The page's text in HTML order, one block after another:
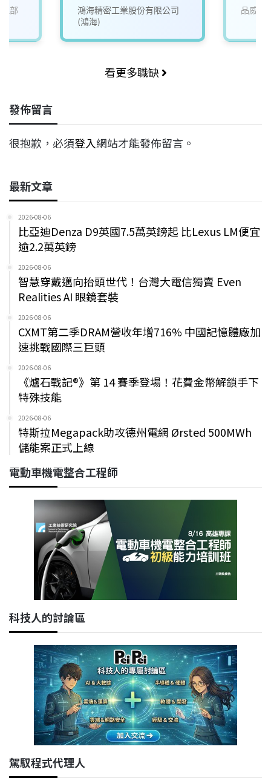
部
鴻海精密工業股份有限公司
(鴻海)
品威電
看更多職缺
發佈留言
很抱歉，必須登入網站才能發佈留言。
最新文章
2026-08-06
比亞迪Denza D9英國7.5萬英鎊起 比Lexus LM便宜
逾2.2萬英鎊
2026-08-06
智慧穿戴邁向抬頭世代！台灣大電信獨賣 Even
Realities AI 眼鏡套裝
2026-08-06
CXMT第二季DRAM營收年增716% 中國記憶體廠加
速挑戰國際三巨頭
2026-08-06
《爐石戰記®》第 14 賽季登場！花費金幣解鎖手下
特殊技能
2026-08-06
特斯拉Megapack助攻德州電網 Ørsted 500MWh
儲能案正式上線
電動車機電整合工程師
科技人的討論區
駕馭程式代理人